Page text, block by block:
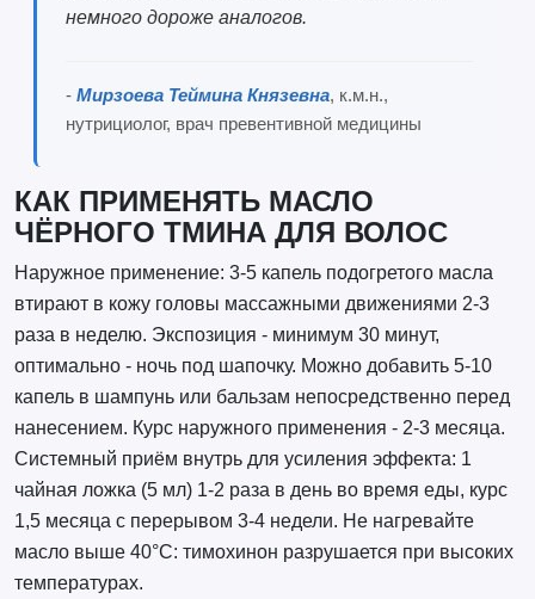
немного дороже аналогов.
- Мирзоева Теймина Князевна, к.м.н.,
нутрициолог, врач превентивной медицины
КАК ПРИМЕНЯТЬ МАСЛО
ЧЁРНОГО ТМИНА ДЛЯ ВОЛОС
Наружное применение: 3-5 капель подогретого масла
втирают в кожу головы массажными движениями 2-3
раза в неделю. Экспозиция - минимум 30 минут,
оптимально - ночь под шапочку. Можно добавить 5-10
капель в шампунь или бальзам непосредственно перед
нанесением. Курс наружного применения - 2-3 месяца.
Системный приём внутрь для усиления эффекта: 1
чайная ложка (5 мл) 1-2 раза в день во время еды, курс
1,5 месяца с перерывом 3-4 недели. Не нагревайте
масло выше 40°C: тимохинон разрушается при высоких
температурах.